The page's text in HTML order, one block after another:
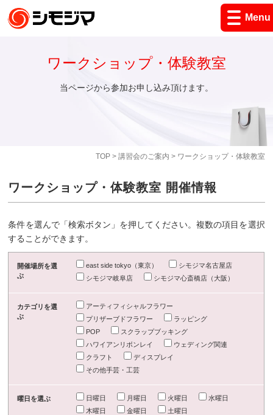
Menu
TOP> 講習会のご案内 > ワークショップ・体験教室
ワークショップ・体験教室
当ページから参加お申し込み頂けます。
ワークショップ・体験教室 開催情報
条件を選んで「検索ボタン」を押してください。複数の項目を選択
することができます。
開催場所を選
ぶ
east side tokyo（東京）
シモジマ名古屋店
シモジマ岐阜店
シモジマ心斎橋店（大阪）
カテゴリを選
ぶ
アーティフィシャルフラワー
プリザーブドフラワー
ラッピング
POP
スクラップブッキング
ハワイアンリボンレイ
ウェディング関連
クラフト
ディスプレイ
その他手芸・工芸
曜日を選ぶ 日曜日 月曜日 火曜日
水曜日
木曜日
金曜日 土曜日